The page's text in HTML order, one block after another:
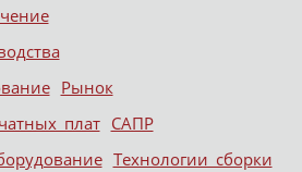
Рынок
плат САПР
Технологии сборки